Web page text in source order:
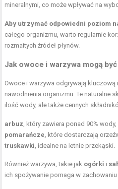
mineralnymi, co może wpływać na
Aby utrzymać odpowiedni poziom
całego organizmu, warto regularnie
rozmaitych źródeł płynów.
Jak owoce i warzywa mogą
Owoce i warzywa odgrywają
nawodnienia organizmu. Te naturalne
ilość wody, ale także cennych
arbuz , który zawiera ponad 90% wody,
pomarańcze , które dostarczają
truskawki , idealne na letnie przekąski.
Również warzywa, takie jak ogórki i
ich spożywanie pomaga w